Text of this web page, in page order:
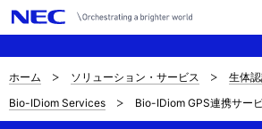
ナ
ビ
サ
イ
ホーム ソリューション・サービス
生体
Bio-IDiom Services
Bio-IDiom GPS連携サー